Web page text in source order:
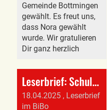
Gemeinde Bottmingen
gewählt. Es freut uns,
dass Nora gewählt
wurde. Wir gratulieren
Dir ganz herzlich
Leserbrief: Schulhausplanung in Bottmingen - ein Fiasko!
18.04.2025 , Leserbrief
im BiBo